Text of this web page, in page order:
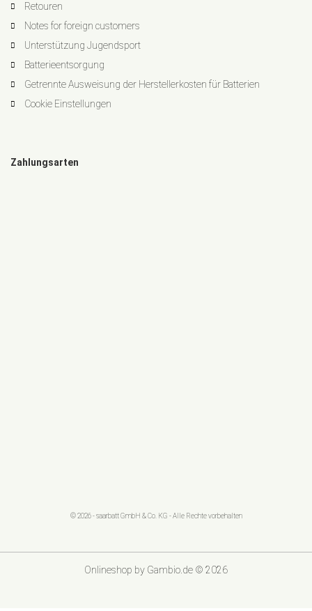
Retouren
Notes for foreign customers
Unterstützung Jugendsport
Batterieentsorgung
Getrennte Ausweisung der Herstellerkosten für Batterien
Cookie Einstellungen
Zahlungsarten
© 2026 - saarbatt GmbH & Co. KG - Alle Rechte vorbehalten
Onlineshop by Gambio.de © 2026